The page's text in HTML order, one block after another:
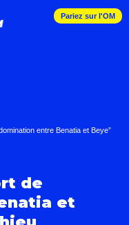
Pariez sur l'OM
entre Benatia et Beye”
de
et